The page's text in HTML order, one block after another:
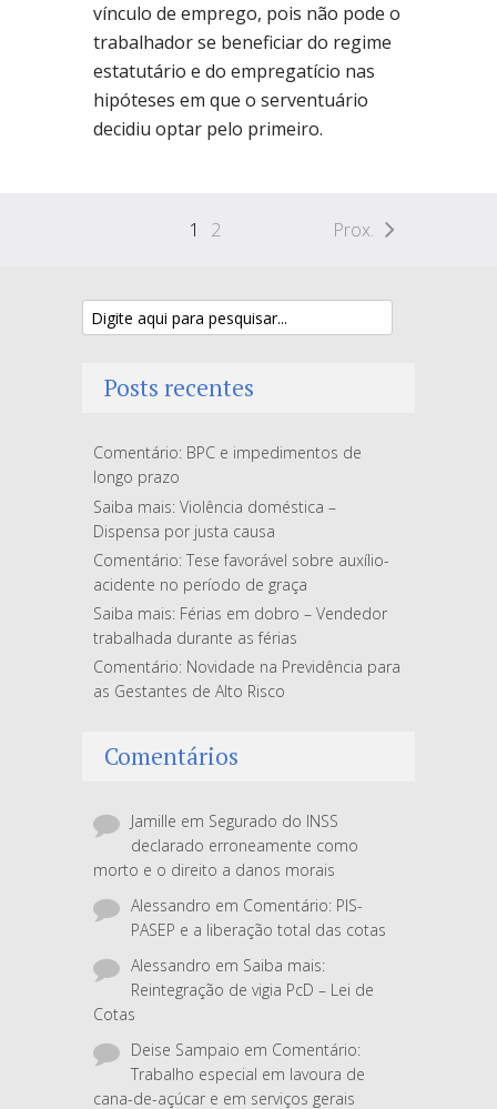
vínculo de emprego, pois não pode o
trabalhador se beneficiar do regime
estatutário e do empregatício nas
hipóteses em que o serventuário
decidiu optar pelo primeiro.
1 2 Prox.
Posts recentes
Comentário: BPC e impedimentos de
longo prazo
Saiba mais: Violência doméstica –
Dispensa por justa causa
Comentário: Tese favorável sobre auxílio-
acidente no período de graça
Saiba mais: Férias em dobro – Vendedor
trabalhada durante as férias
Comentário: Novidade na Previdência para
as Gestantes de Alto Risco
Comentários
Jamille em Segurado do INSS
declarado erroneamente como
morto e o direito a danos morais
Alessandro em Comentário: PIS-
PASEP e a liberação total das cotas
Alessandro em Saiba mais:
Reintegração de vigia PcD – Lei de
Cotas
Deise Sampaio em Comentário:
Trabalho especial em lavoura de
cana-de-açúcar e em serviços gerais